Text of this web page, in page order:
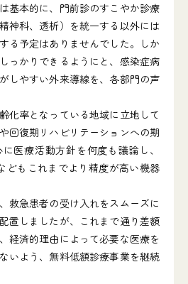
基本的に、門前診のすこやか診療
神科、透析）を統一する以外には
る予定はありませんでした。しか
っかりできるようにと、感染症病
しやすい外来導線を、各部門の声
化率となっている地域に立地して
回復期リハビリテーションへの期
医療活動方針を何度も議論し、
どもこれまでより精度が高い機器
救急患者の受け入れをスムーズに
置しましたが、これまで通り差額
経済的理由によって必要な医療を
いよう、無料低額診療事業を継続